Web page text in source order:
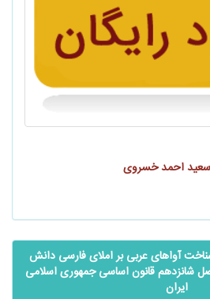
سعید احمد خسروی
شناخت آواهای عربی بر املای فارسی ‌دانش
اصل شانزدهم قانون اساسی جمهوری اسلامی
ایران